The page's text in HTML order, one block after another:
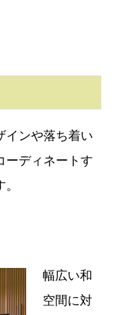
インや落ち着い
ーディネートす
幅広い和
空間に対